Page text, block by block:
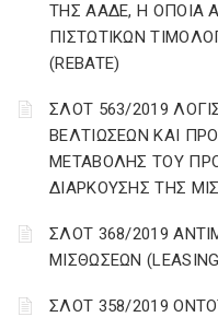
ΤΗΣ ΑΑΔΕ, Η ΟΠΟΙΑ
ΠΙΣΤΩΤΙΚΩΝ
(REBATE)
ΣΛΟΤ 563/2019
ΒΕΛΤΙΩΣΕΩΝ ΚΑΙ
ΜΕΤΑΒΟΛΗΣ ΤΟΥ
ΔΙΑΡΚΟΥΣΗΣ ΤΗΣ
ΣΛΟΤ 368/2019
ΜΙΣΘΩΣΕΩΝ
ΣΛΟΤ 358/2019